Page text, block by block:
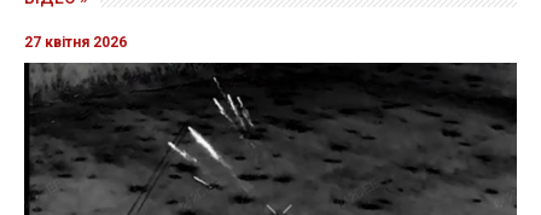
27 квітня 2026